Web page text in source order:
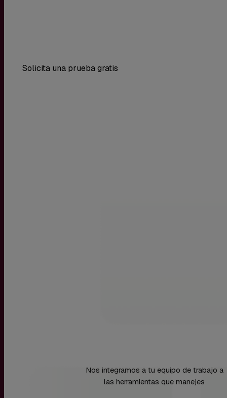
Solicita una prueba gratis
Nos integramos a tu equipo de trabajo a
las herramientas que manejes